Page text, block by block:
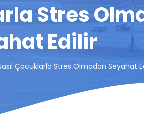
Stres
Edilir
Çocuklarla Stres Olmadan Seyahat